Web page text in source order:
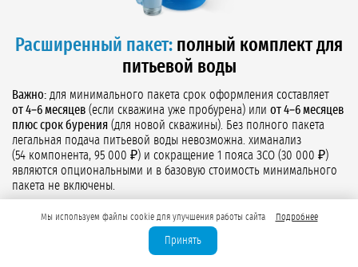
Расширенный пакет: полный комплект для
питьевой воды
Важно: для минимального пакета срок оформления составляет
от 4–6 месяцев (если скважина уже пробурена) или от 4–6 месяцев
плюс срок бурения (для новой скважины). Без полного пакета
легальная подача питьевой воды невозможна. химанализ
(54 компонента, 95 000 ₽) и сокращение 1 пояса ЗСО (30 000 ₽)
являются опциональными и в базовую стоимость минимального
пакета не включены.
скважины, программа мониторинга, лицензия ВЭ.
Проект зон санитарной охраны (ЗСО):
обоснованием границ. При наличии защищённого горизонта
Мы используем файлы cookie для улучшения работы сайта Подробнее
Принять